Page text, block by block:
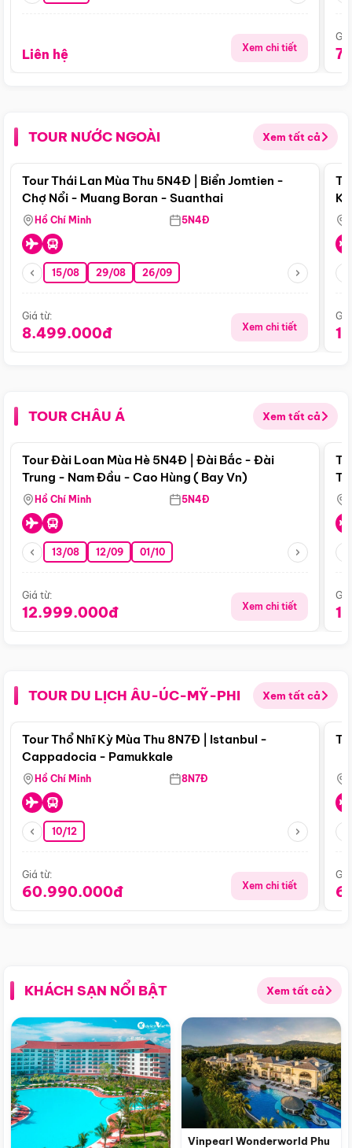
Liên hệ Xem chi tiết
TOUR NƯỚC NGOÀI Xem tất cả
Điểm nổi bật
Tour Thái Lan Mùa Thu 5N4Đ | Biển Jomtien -
Chợ Nổi - Muang Boran - Suanthai
Hồ Chí Minh 5N4Đ
15/08 29/08 26/09
Giá từ:
8.499.000đ Xem chi tiết
TOUR CHÂU Á Xem tất cả
Điểm nổi bật
Tour Đài Loan Mùa Hè 5N4Đ | Đài Bắc - Đài
Trung - Nam Đầu - Cao Hùng ( Bay Vn)
Hồ Chí Minh 5N4Đ
13/08 12/09 01/10
Giá từ:
12.999.000đ Xem chi tiết
TOUR DU LỊCH ÂU-ÚC-MỸ-PHI Xem tất cả
Điểm nổi bật
Tour Thổ Nhĩ Kỳ Mùa Thu 8N7Đ | Istanbul -
Cappadocia - Pamukkale
Hồ Chí Minh 8N7Đ
10/12
Giá từ:
60.990.000đ Xem chi tiết
KHÁCH SẠN NỔI BẬT Xem tất cả
Vinpearl Wonderworld Phu